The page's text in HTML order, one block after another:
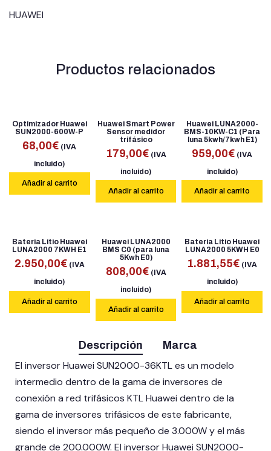
HUAWEI
Productos relacionados
Optimizador Huawei
SUN2000-600W-P
68,00€ (IVA
incluido)
Añadir al carrito
Huawei Smart Power
Sensor medidor
trifásico
179,00€ (IVA
incluido)
Añadir al carrito
Huawei LUNA2000-
BMS-10KW-C1 (Para
luna 5kwh/7kwh E1)
959,00€ (IVA
incluido)
Añadir al carrito
Bateria Litio Huawei
LUNA2000 7KWH E1
2.950,00€ (IVA
incluido)
Añadir al carrito
Huawei LUNA2000
BMS C0 (para luna
5Kwh E0)
808,00€ (IVA
incluido)
Añadir al carrito
Bateria Litio Huawei
LUNA2000 5KWH E0
1.881,55€ (IVA
incluido)
Añadir al carrito
Descripción Marca
El inversor Huawei SUN2000-36KTL es un modelo
intermedio dentro de la gama de inversores de
conexión a red trifásicos KTL Huawei dentro de la
gama de inversores trifásicos de este fabricante,
siendo el inversor más pequeño de 3.000W y el más
grande de 200.000W. El inversor Huawei SUN2000-